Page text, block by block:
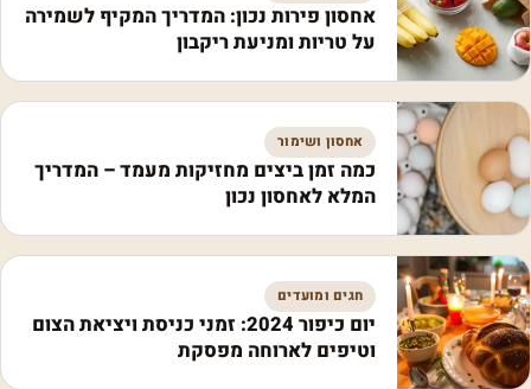
אחסון פירות נכון: המדריך המקיף לשמירה
על טריות ומניעת ריקבון
אחסון ושימור
כמה זמן ביצים מחזיקות מעמד – המדריך
המלא לאחסון נכון
חגים ומועדים
יום כיפור 2024: זמני כניסת ויציאת הצום
וטיפים לארוחה מפסקת